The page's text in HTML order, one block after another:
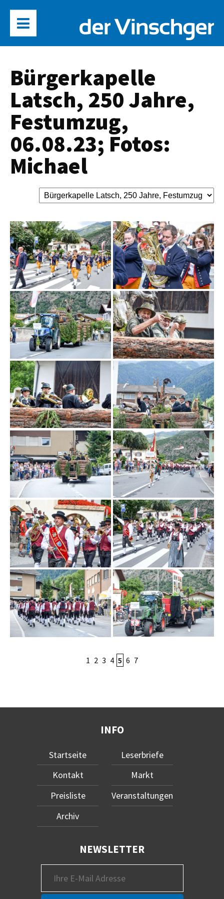
Bürgerkapelle
Latsch, 250 Jahre,
Festumzug,
06.08.23; Fotos:
Michael
1 2 3 4 5 6 7
INFO
Startseite
Kontakt
Preisliste
Archiv
Leserbriefe
Markt
Veranstaltungen
NEWSLETTER